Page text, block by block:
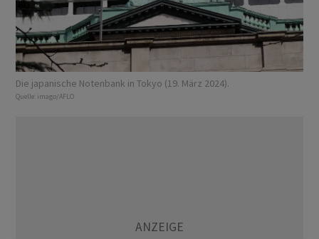
Die japanische Notenbank in Tokyo (19. März 2024).
Quelle: imago/AFLO